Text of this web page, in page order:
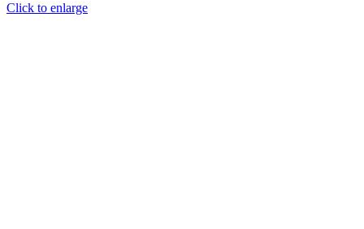
Click to enlarge